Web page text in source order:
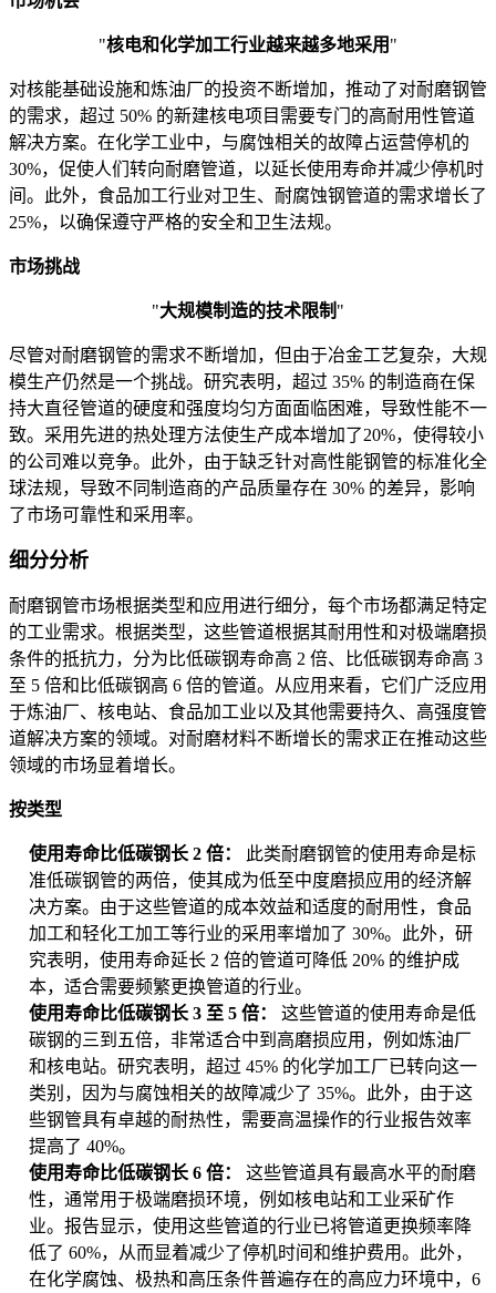
"核电和化学加工行业越来越多地采用 "
对核能基础设施和炼油厂的投资不断增加，推动了对耐磨钢管
的需求，超过 50% 的新建核电项目需要专门的高耐用性管道
解决方案。在化学工业中，与腐蚀相关的故障占运营停机的
30%，促使人们转向耐磨管道，以延长使用寿命并减少停机时
间。此外，食品加工行业对卫生、耐腐蚀钢管道的需求增长了
25%，以确保遵守严格的安全和卫生法规。
市场挑战
"大规模制造的技术限制 "
尽管对耐磨钢管的需求不断增加，但由于冶金工艺复杂，大规
模生产仍然是一个挑战。研究表明，超过 35% 的制造商在保
持大直径管道的硬度和强度均匀方面面临困难，导致性能不一
致。采用先进的热处理方法使生产成本增加了20%，使得较小
的公司难以竞争。此外，由于缺乏针对高性能钢管的标准化全
球法规，导致不同制造商的产品质量存在 30% 的差异，影响
了市场可靠性和采用率。
细分分析
耐磨钢管市场根据类型和应用进行细分，每个市场都满足特定
的工业需求。根据类型，这些管道根据其耐用性和对极端磨损
条件的抵抗力，分为比低碳钢寿命高 2 倍、比低碳钢寿命高 3
至 5 倍和比低碳钢高 6 倍的管道。从应用来看，它们广泛应用
于炼油厂、核电站、食品加工业以及其他需要持久、高强度管
道解决方案的领域。对耐磨材料不断增长的需求正在推动这些
领域的市场显着增长。
按类型
使用寿命比低碳钢长 2 倍：
此类耐磨钢管的使用寿命是标
准低碳钢管的两倍，使其成为低至中度磨损应用的经济解
决方案。由于这些管道的成本效益和适度的耐用性，食品
加工和轻化工加工等行业的采用率增加了 30%。此外，研
究表明，使用寿命延长 2 倍的管道可降低 20% 的维护成
本，适合需要频繁更换管道的行业。
使用寿命比低碳钢长 3 至 5 倍： 这些管道的使用寿命是低
碳钢的三到五倍，非常适合中到高磨损应用，例如炼油厂
和核电站。研究表明，超过 45% 的化学加工厂已转向这一
类别，因为与腐蚀相关的故障减少了 35%。此外，由于这
些钢管具有卓越的耐热性，需要高温操作的行业报告效率
提高了 40%。
使用寿命比低碳钢长 6 倍： 这些管道具有最高水平的耐磨
性，通常用于极端磨损环境，例如核电站和工业采矿作
业。报告显示，使用这些管道的行业已将管道更换频率降
低了 60%，从而显着减少了停机时间和维护费用。此外，
在化学腐蚀、极热和高压条件普遍存在的高应力环境中，6